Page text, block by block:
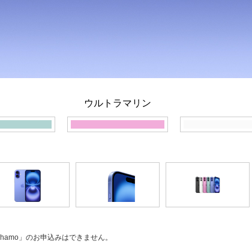
ウルトラマリン
」のお申込みはできません。